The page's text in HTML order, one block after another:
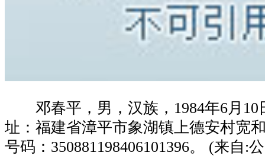
邓春平，男，汉族，1984年6月10
址：福建省漳平市象湖镇上德安村宽
号码：350881198406101396。 (来自: